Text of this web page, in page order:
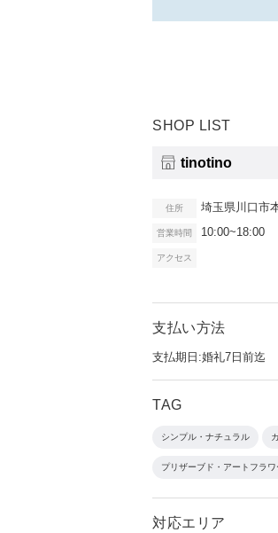
SHOP LIST
tinotino
住所 埼玉県川口市
営業時間 10:00~18:00
アクセス
支払い方法
支払期日:婚礼7日前迄
TAG
シンプル・ナチュラル
プリザーブド・アートフラ
対応エリア